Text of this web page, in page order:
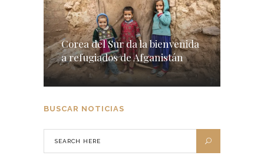
Corea del Sur da la bienvenida
a refugiados de Afganistán
BUSCAR NOTICIAS